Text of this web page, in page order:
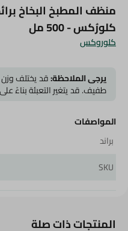
كلوروكس
منظف المطبخ البخاخ
كلورُكس - 500 مل
يرجى الملاحظة:قد يختلف وزن
طفيف. قد يتغير التعبئة بناءً
المواصفات
براند
SKU
المنتجات ذات صلة